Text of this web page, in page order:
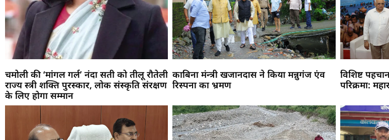
चमोली की ‘मांगल गर्ल’ नंदा सती को तीलू रौतेली
राज्य स्त्री शक्ति पुरस्कार, लोक संस्कृति संरक्षण
के लिए होगा सम्मान
काबिना मंन्त्री खजानदास ने किया मन्नुगंज एंव
रिस्पना का भ्रमण
विशिष्ट
परिक्रमा: